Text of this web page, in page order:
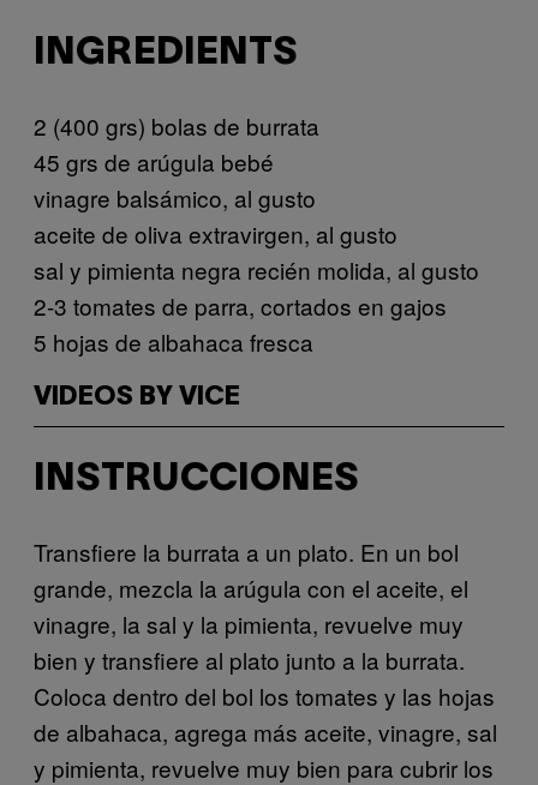
INGREDIENTS
2 (400 grs) bolas de burrata
45 grs de arúgula bebé
vinagre balsámico, al gusto
aceite de oliva extravirgen, al gusto
sal y pimienta negra recién molida, al gusto
2-3 tomates de parra, cortados en gajos
5 hojas de albahaca fresca
VIDEOS BY VICE
INSTRUCCIONES
Transfiere la burrata a un plato. En un bol
grande, mezcla la arúgula con el aceite, el
vinagre, la sal y la pimienta, revuelve muy
bien y transfiere al plato junto a la burrata.
Coloca dentro del bol los tomates y las hojas
de albahaca, agrega más aceite, vinagre, sal
y pimienta, revuelve muy bien para cubrir los